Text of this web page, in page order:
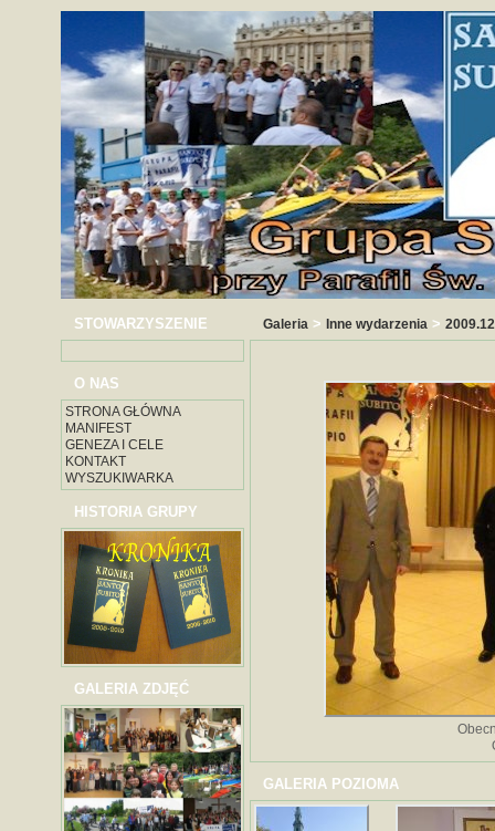
STOWARZYSZENIE
O NAS
STRONA GŁÓWNA
MANIFEST
GENEZA I CELE
KONTAKT
WYSZUKIWARKA
HISTORIA GRUPY
GALERIA ZDJĘĆ
Galeria > Inne wydarzenia >
GALERIA POZIOMA